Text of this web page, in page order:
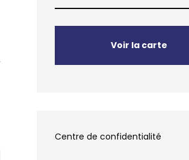
Voir la carte
Centre de confidentialité